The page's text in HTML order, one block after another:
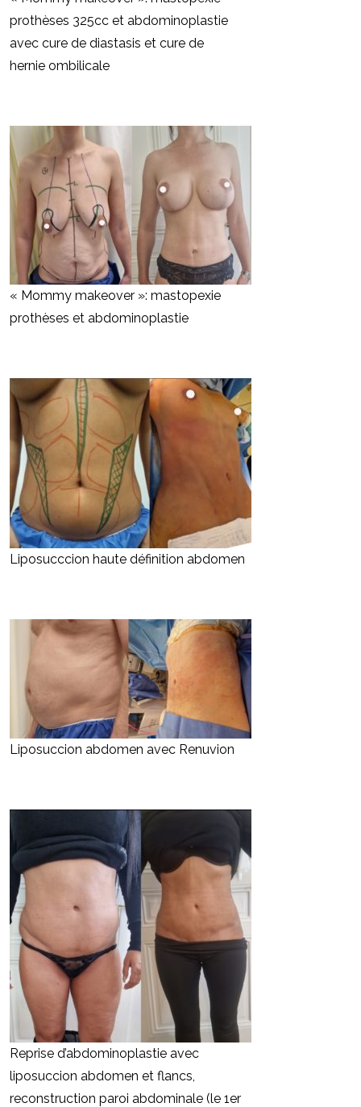
prothèses 325cc et abdominoplastie
avec cure de diastasis et cure de
hernie ombilicale
« Mommy makeover »: mastopexie
prothèses et abdominoplastie
Liposucccion haute définition abdomen
Liposuccion abdomen avec Renuvion
Reprise d’abdominoplastie avec
liposuccion abdomen et flancs,
reconstruction paroi abdominale (le 1er